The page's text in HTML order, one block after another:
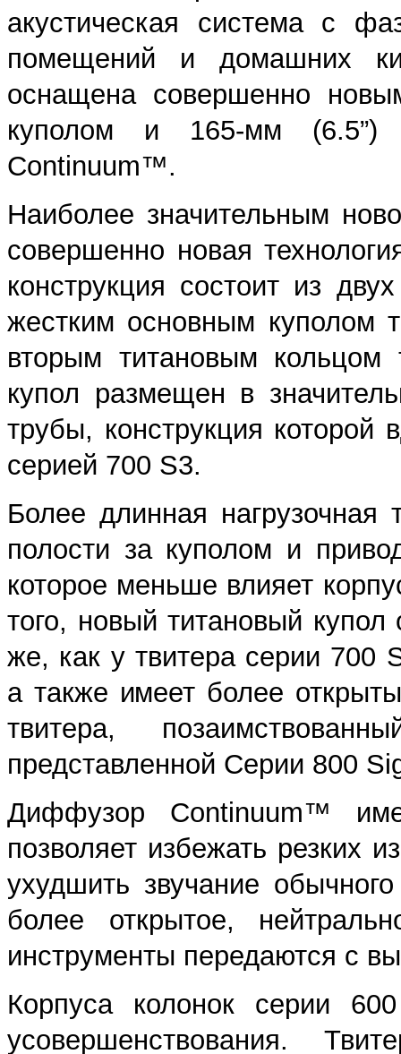
акустическая система с
помещений и домашних
оснащена совершенно
куполом и 165-мм (6.5”)
Continuum™.
Наиболее значительным
совершенно новая
конструкция состоит из
жестким основным куполом
вторым титановым
купол размещен в
трубы, конструкция которой
серией 700 S3.
Более длинная нагрузочная
полости за куполом и
которое меньше влияет
того, новый титановый
же, как у твитера серии 700
а также имеет более
твитера,
представленной Серии 800
Диффузор Continuum™
позволяет избежать резких
ухудшить звучание
более открытое,
инструменты передаются с
Корпуса колонок серии
усовершенствования.